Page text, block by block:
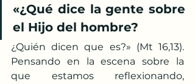
«¿Qué dice la gente sobre
el Hijo del hombre?
¿Quién dicen que es?» (Mt 16,13).
Pensando en la escena sobre la
que estamos reflexionando,